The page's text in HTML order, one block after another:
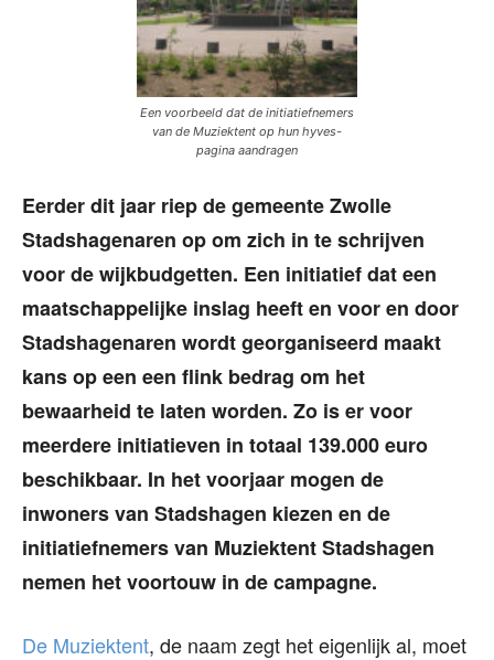
Een voorbeeld dat de initiatiefnemers
van de Muziektent op hun hyves-
pagina aandragen
Eerder dit jaar riep de gemeente Zwolle
Stadshagenaren op om zich in te schrijven
voor de wijkbudgetten. Een initiatief dat een
maatschappelijke inslag heeft en voor en door
Stadshagenaren wordt georganiseerd maakt
kans op een een flink bedrag om het
bewaarheid te laten worden. Zo is er voor
meerdere initiatieven in totaal 139.000 euro
beschikbaar. In het voorjaar mogen de
inwoners van Stadshagen kiezen en de
initiatiefnemers van Muziektent Stadshagen
nemen het voortouw in de campagne.
De Muziektent, de naam zegt het eigenlijk al, moet